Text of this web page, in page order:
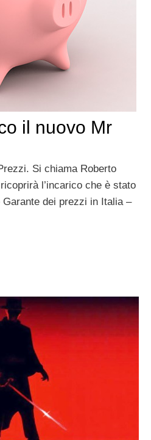
il nuovo Mr
Si chiama Roberto
l’incarico che è stato
dei prezzi in Italia –